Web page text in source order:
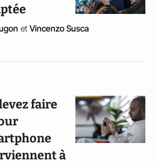
et Vincenzo Susca
faire
à